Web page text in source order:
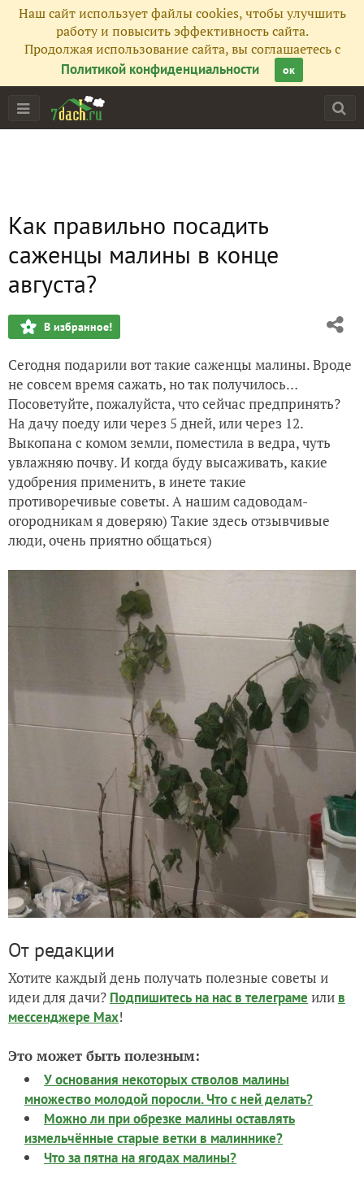
Наш сайт использует файлы cookies, чтобы улучшить
работу и повысить эффективность сайта.
Продолжая использование сайта, вы соглашаетесь с
Политикой конфиденциальности
ок
Как правильно посадить
саженцы малины в конце
августа?
В избранное!
Сегодня подарили вот такие саженцы малины. Вроде
не совсем время сажать, но так получилось…
Посоветуйте, пожалуйста, что сейчас предпринять?
На дачу поеду или через 5 дней, или через 12.
Выкопана с комом земли, поместила в ведра, чуть
увлажняю почву. И когда буду высаживать, какие
удобрения применить, в инете такие
противоречивые советы. А нашим садоводам-
огородникам я доверяю) Такие здесь отзывчивые
люди, очень приятно общаться)
От редакции
Хотите каждый день получать полезные советы и
идеи для дачи? Подпишитесь на нас в телеграме или в
мессенджере Max!
Это может быть полезным:
У основания некоторых стволов малины
множество молодой поросли. Что с ней делать?
Можно ли при обрезке малины оставлять
измельчённые старые ветки в малиннике?
Что за пятна на ягодах малины?